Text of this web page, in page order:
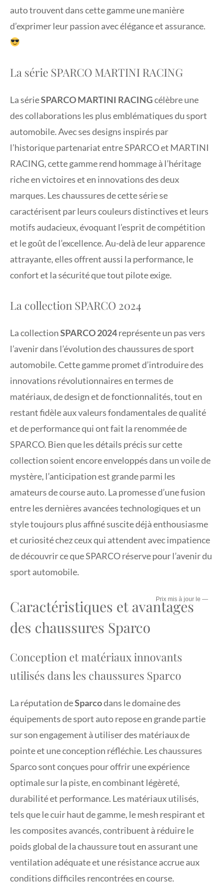
auto trouvent dans cette gamme une manière
d’exprimer leur passion avec élégance et assurance.
La série SPARCO MARTINI RACING
La sérieSPARCO MARTINI RACINGcélèbre une
des collaborations les plus emblématiques du sport
automobile. Avec ses designs inspirés par
l’historique partenariat entre SPARCO et MARTINI
RACING, cette gamme rend hommage à l’héritage
riche en victoires et en innovations des deux
marques. Les chaussures de cette série se
caractérisent par leurs couleurs distinctives et leurs
motifs audacieux, évoquant l’esprit de compétition
et le goût de l’excellence. Au-delà de leur apparence
attrayante, elles offrent aussi la performance, le
confort et la sécurité que tout pilote exige.
La collection SPARCO 2024
La collectionSPARCO 2024représente un pas vers
l’avenir dans l’évolution des chaussures de sport
automobile. Cette gamme promet d’introduire des
innovations révolutionnaires en termes de
matériaux, de design et de fonctionnalités, tout en
restant fidèle aux valeurs fondamentales de qualité
et de performance qui ont fait la renommée de
SPARCO. Bien que les détails précis sur cette
collection soient encore enveloppés dans un voile de
mystère, l’anticipation est grande parmi les
amateurs de course auto. La promesse d’une fusion
entre les dernières avancées technologiques et un
style toujours plus affiné suscite déjà enthousiasme
et curiosité chez ceux qui attendent avec impatience
de découvrir ce que SPARCO réserve pour l’avenir du
sport automobile.
—
Caractéristiques et avantages
des chaussures Sparco
Conception et matériaux innovants
utilisés dans les chaussures Sparco
La réputation deSparcodans le domaine des
équipements de sport auto repose en grande partie
sur son engagement à utiliser des matériaux de
pointe et une conception réfléchie. Les chaussures
Sparco sont conçues pour offrir une expérience
optimale sur la piste, en combinant légèreté,
durabilité et performance. Les matériaux utilisés,
tels que le cuir haut de gamme, le mesh respirant et
les composites avancés, contribuent à réduire le
poids global de la chaussure tout en assurant une
ventilation adéquate et une résistance accrue aux
conditions difficiles rencontrées en course.